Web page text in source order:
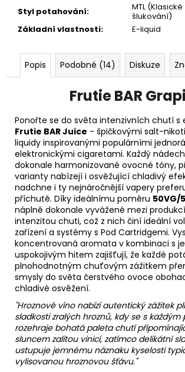
Styl potahování:
MTL (Klasické
šlukování)
Základní vlastnosti: E-liquid
Popis Podobné (14) Diskuze
Frutie BAR
Ponořte se do světa intenzivních chutí s
Frutie BAR Juice - špičkovými salt-
liquidy inspirovanými populárními
elektronickými cigaretami. Každý
dokonale harmonizované ovocné tóny,
varianty nabízejí i osvěžující chladivý
nadchne i ty nejnáročnější vapery
příchutě. Díky ideálnímu poměru 50VG/
náplně dokonale vyvážené mezi
intenzitou chuti, což z nich činí ideální
zařízení a systémy s Pod Cartridgemi.
koncentrovaná aromata v kombinaci s
uspokojivým hitem zajišťují, že každé
plnohodnotným chuťovým zážitkem
smysly do světa čerstvého ovoce
chladivé osvěžení.
"Hroznové víno nabízí autentický zážitek
sladkosti zralých hroznů, kdy se s každým
rozehraje bohatá paleta chutí
sluncem zalitou vinicí, zatímco delikátní
ustupuje jemnému náznaku kyselosti
vylisovanou hroznovou šťávu."